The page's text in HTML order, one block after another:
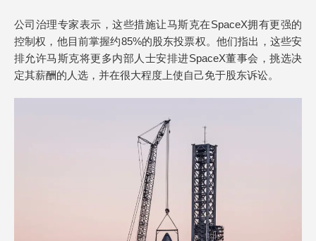
公司治理专家表示，这些措施让马斯克在SpaceX拥有更强的
控制权，他目前掌握约85%的股东投票权。他们指出，这些安
排允许马斯克将更多内部人士安排进SpaceX董事会，挑选决
定其薪酬的人选，并在很大程度上使自己免于股东诉讼。